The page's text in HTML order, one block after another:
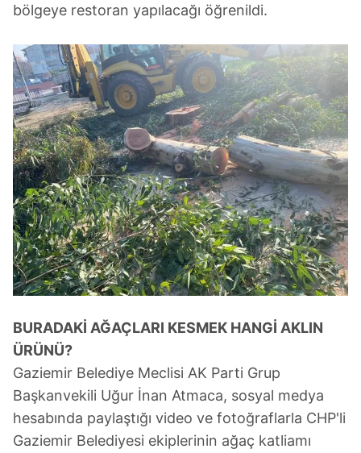
bölgeye restoran yapılacağı öğrenildi.
BURADAKİ AĞAÇLARI KESMEK HANGİ AKLIN
ÜRÜNÜ?
Gaziemir Belediye Meclisi AK Parti Grup
Başkanvekili Uğur İnan Atmaca, sosyal medya
hesabında paylaştığı video ve fotoğraflarla CHP'li
Gaziemir Belediyesi ekiplerinin ağaç katliamı